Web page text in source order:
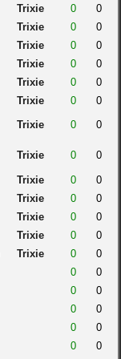
Trixie 0
0
Trixie 0
0
Trixie 0
0
Trixie 0
0
Trixie 0
0
Trixie 0
0
Trixie 0 0
Trixie 0 0
Trixie 0
0
Trixie 0
0
Trixie 0
0
Trixie 0
0
Trixie 0
0
0
0
0
0
0
0
0
0
0
0